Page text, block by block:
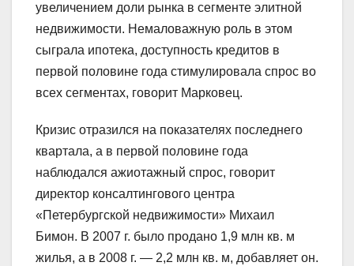
увеличением доли рынка в сегменте элитной
недвижимости. Немаловажную роль в этом
сыграла ипотека, доступность кредитов в
первой половине года стимулировала спрос во
всех сегментах, говорит Марковец.
Кризис отразился на показателях последнего
квартала, а в первой половине года
наблюдался ажиотажный спрос, говорит
директор консалтингового центра
«Петербургской недвижимости» Михаил
Бимон. В 2007 г. было продано 1,9 млн кв. м
жилья, а в 2008 г. — 2,2 млн кв. м, добавляет он.